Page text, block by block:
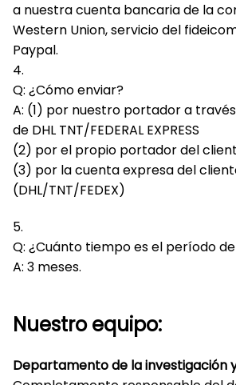
a nuestra cuenta bancaria de la
Western Union, servicio del
Paypal.
4.
Q: ¿Cómo enviar?
A: (1) por nuestro portador a través
de DHL TNT/FEDERAL EXPRESS
(2) por el propio portador del
(3) por la cuenta expresa del
(DHL/TNT/FEDEX)
5.
Q: ¿Cuánto tiempo es el período
A: 3 meses.
Nuestro equipo:
Departamento de la investigación